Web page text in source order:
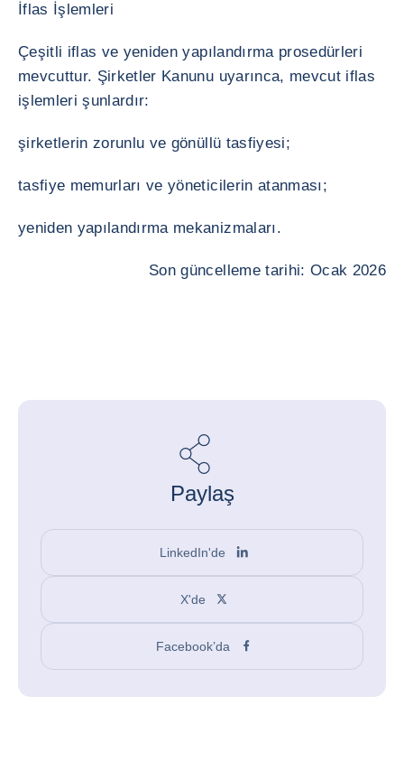
İflas İşlemleri
Çeşitli iflas ve yeniden yapılandırma prosedürleri
mevcuttur. Şirketler Kanunu uyarınca, mevcut iflas
işlemleri şunlardır:
şirketlerin zorunlu ve gönüllü tasfiyesi;
tasfiye memurları ve yöneticilerin atanması;
yeniden yapılandırma mekanizmaları.
Son güncelleme tarihi: Ocak 2026
Paylaş
LinkedIn'de
X'de
Facebook’da